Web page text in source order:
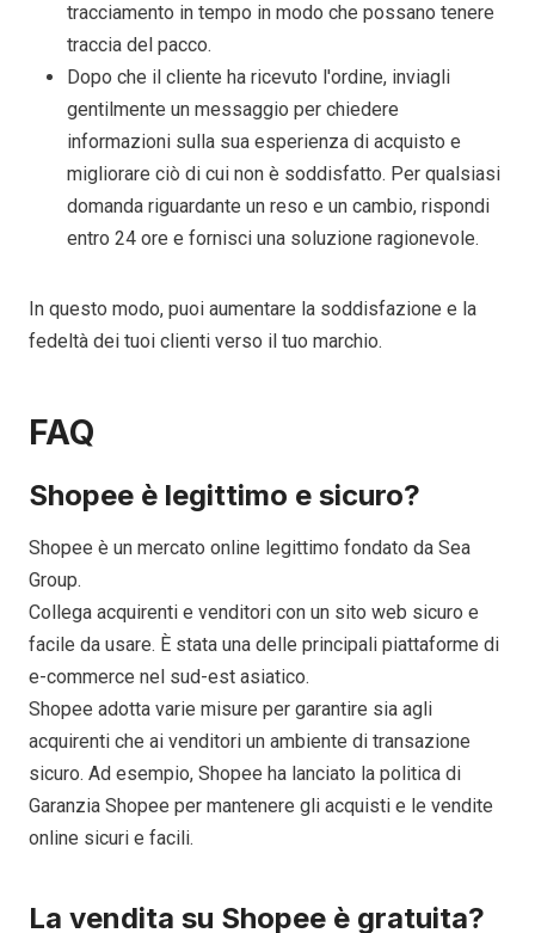
tracciamento in tempo in modo che possano tenere
traccia del pacco.
Dopo che il cliente ha ricevuto l'ordine, inviagli
gentilmente un messaggio per chiedere
informazioni sulla sua esperienza di acquisto e
migliorare ciò di cui non è soddisfatto. Per qualsiasi
domanda riguardante un reso e un cambio, rispondi
entro 24 ore e fornisci una soluzione ragionevole.
In questo modo, puoi aumentare la soddisfazione e la
fedeltà dei tuoi clienti verso il tuo marchio.
FAQ
Shopee è legittimo e sicuro?
Shopee è un mercato online legittimo fondato da Sea
Group.
Collega acquirenti e venditori con un sito web sicuro e
facile da usare. È stata una delle principali piattaforme di
e-commerce nel sud-est asiatico.
Shopee adotta varie misure per garantire sia agli
acquirenti che ai venditori un ambiente di transazione
sicuro. Ad esempio, Shopee ha lanciato la politica di
Garanzia Shopee per mantenere gli acquisti e le vendite
online sicuri e facili.
La vendita su Shopee è gratuita?